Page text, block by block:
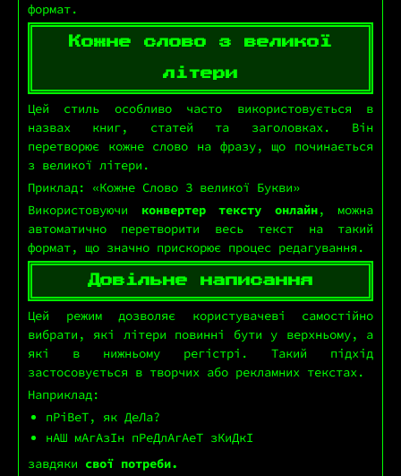
формат.
Кожне слово з великої
літери
Цей стиль особливо часто використовується в
назвах книг, статей та заголовках. Він
перетворює кожне слово на фразу, що починається
з великої літери.
Приклад: «Кожне Слово З великої Букви»
Використовуючи конвертер тексту онлайн, можна
автоматично перетворити весь текст на такий
формат, що значно прискорює процес редагування.
Довільне написання
Цей режим дозволяє користувачеві самостійно
вибрати, які літери повинні бути у верхньому, а
які в нижньому регістрі. Такий підхід
застосовується в творчих або рекламних текстах.
Наприклад:
пРіВеТ, як ДеЛа?
нАШ мАгАзІн пРеДлАгАеТ зКиДкІ
завдяки свої потреби.